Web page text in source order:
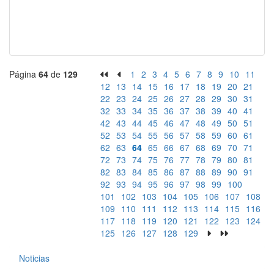
Página 64 de 129 1 2 3 4 5 6 7 8 9 10 11
12 13 14 15 16 17 18 19 20 21
22 23 24 25 26 27 28 29 30 31
32 33 34 35 36 37 38 39 40 41
42 43 44 45 46 47 48 49 50 51
52 53 54 55 56 57 58 59 60 61
62 63 64 65 66 67 68 69 70 71
72 73 74 75 76 77 78 79 80 81
82 83 84 85 86 87 88 89 90 91
92 93 94 95 96 97 98 99 100
101
102 103 104 105 106 107 108
109 110 111 112 113 114 115 116
117 118 119 120 121 122 123 124
125 126 127 128 129
Noticias